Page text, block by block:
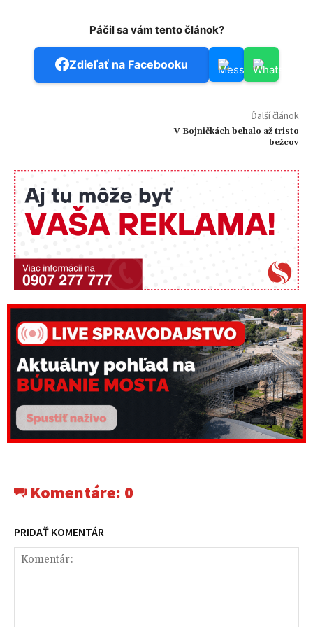
Páčil sa vám tento článok?
Zdieľať na Facebooku
Ďalší článok
V Bojničkách behalo až tristo
bežcov
Komentáre: 0
PRIDAŤ KOMENTÁR